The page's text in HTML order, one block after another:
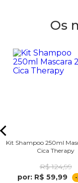
Os
Kit Shampoo 250ml
Cica Therapy
R$ 124,99
por: R$ 59,99